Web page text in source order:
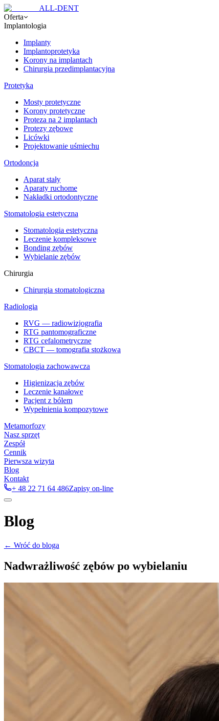
ALL-DENT
Oferta
Implantologia
Implanty
Implantoprotetyka
Korony na implantach
Chirurgia przedimplantacyjna
Protetyka
Mosty protetyczne
Korony protetyczne
Proteza na 2 implantach
Protezy zębowe
Licówki
Projektowanie uśmiechu
Ortodoncja
Aparat stały
Aparaty ruchome
Nakładki ortodontyczne
Stomatologia estetyczna
Stomatologia estetyczna
Leczenie kompleksowe
Bonding zębów
Wybielanie zębów
Chirurgia
Chirurgia stomatologiczna
Radiologia
RVG — radiowizjografia
RTG pantomograficzne
RTG cefalometryczne
CBCT — tomografia stożkowa
Stomatologia zachowawcza
Higienizacja zębów
Leczenie kanałowe
Pacjent z bólem
Wypełnienia kompozytowe
Metamorfozy
Nasz sprzęt
Zespół
Cennik
Pierwsza wizyta
Blog
Kontakt
+ 48 22 71 64 486Zapisy on-line
Blog
← Wróć do bloga
Nadwrażliwość zębów po wybielaniu